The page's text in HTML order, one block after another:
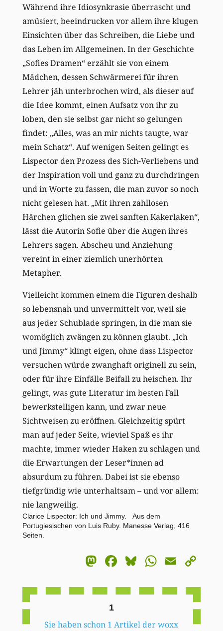
Während ihre Idiosynkrasie überrascht und
amüsiert, beeindrucken vor allem ihre klugen
Einsichten über das Schreiben, die Liebe und
das Leben im Allgemeinen. In der Geschichte
„Sofies Dramen“ erzählt sie von einem
Mädchen, dessen Schwärmerei für ihren
Lehrer jäh unterbrochen wird, als dieser auf
die Idee kommt, einen Aufsatz von ihr zu
loben, den sie selbst gar nicht so gelungen
findet: „Alles, was an mir nichts taugte, war
mein Schatz“. Auf wenigen Seiten gelingt es
Lispector den Prozess des Sich-Verliebens und
der Inspiration voll und ganz zu durchdringen
und in Worte zu fassen, die man zuvor so noch
nicht gelesen hat. „Mit ihren zahllosen
Härchen glichen sie zwei sanften Kakerlaken“,
lässt die Autorin Sofie über die Augen ihres
Lehrers sagen. Abscheu und Anziehung
vereint in einer ziemlich unerhörten
Metapher.
Vielleicht kommen einem die Figuren deshalb
so lebensnah und unvermittelt vor, weil sie
aus jeder Schublade springen, in die man sie
womöglich zwängen zu können glaubt. „Ich
und Jimmy“ klingt eigen, ohne dass Lispector
versuchen würde zwanghaft originell zu sein,
oder für ihre Einfälle Beifall zu heischen. Ihr
gelingt, was gute Literatur im besten Fall
bewerkstelligen kann, und zwar neue
Sichtweisen zu eröffnen. Gleichzeitig spürt
man auf jeder Seite, wieviel Spaß es ihr
machte, immer wieder Haken zu schlagen und
die Erwartungen der Leser*innen ad
absurdum zu führen. Dabei ist sie ebenso
tiefgründig wie unterhaltsam – und vor allem:
nie langweilig.
Clarice Lispector: Ich und Jimmy. Aus dem
Portugiesischen von Luis Ruby. Manesse Verlag, 416
Seiten.
Mastodon
Facebook
BlueskyEmail
1
Sie haben schon 1 Artikel der woxx